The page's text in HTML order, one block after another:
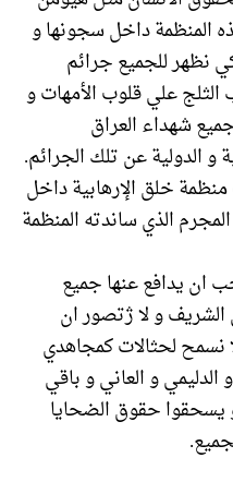
المنظمة داخل سجونها و
نظهر للجميع جرائم
علي قلوب الأمهات و
شهداء العراق
و الدولية عن تلك الجرائم.
خلق الإرهابية داخل
الذي ساندته المنظمة
ان يدافع عنها جميع
الشريف و لا ژتصور ان
نسمح لحثالات كمجاهدي
و العاني و باقي
و يسحقوا حقوق الضحايا